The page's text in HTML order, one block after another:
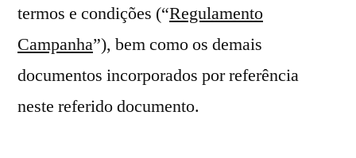
termos e condições (“Regulamento
Campanha”), bem como os demais
documentos incorporados por referência
neste referido documento.